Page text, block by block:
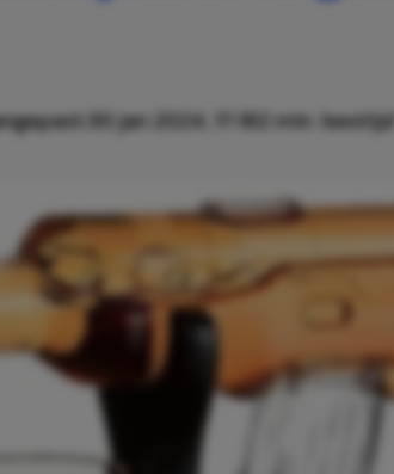
30 jan 2024, 17:182 min. leestijd